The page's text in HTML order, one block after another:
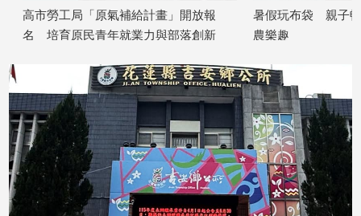
影
推
薦
遊
戲
運
動
物
高市勞工局「原氣補給計畫」開放報
名 培育原民青年就業力與部落創新
暑假玩布袋 親子暢
農樂趣